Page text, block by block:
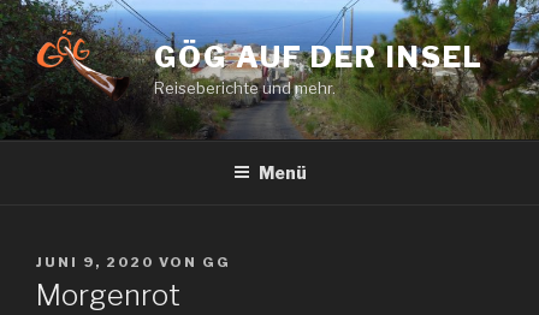
Zum
Inhalt
springen
GÖG AUF DER INSEL
Reiseberichte und mehr.
Menü
VERÖFFENTLICHT
AM
JUNI 9, 2020 VON GG
Morgenrot